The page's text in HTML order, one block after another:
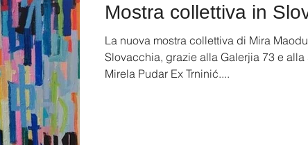
Mostra collettiva in
La nuova mostra collettiva di Mira
Slovacchia, grazie alla Galerjia 73 e
Mirela Pudar Ex Trninić....